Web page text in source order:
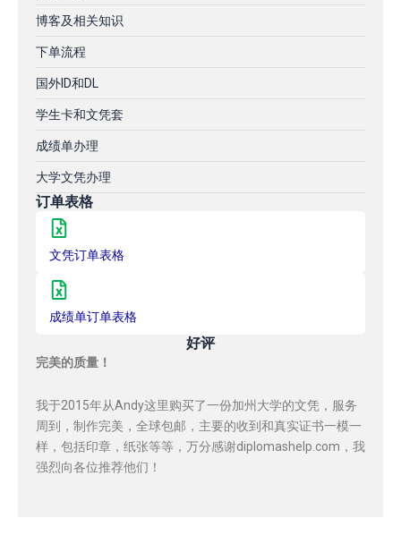
博客及相关知识
下单流程
国外ID和DL
学生卡和文凭套
成绩单办理
大学文凭办理
订单表格
文凭订单表格
成绩单订单表格
好评
完美的质量！
我于2015年从Andy这里购买了一份加州大学的文凭，服务
周到，制作完美，全球包邮，主要的收到和真实证书一模一
样，包括印章，纸张等等，万分感谢diplomashelp.com，我
强烈向各位推荐他们！